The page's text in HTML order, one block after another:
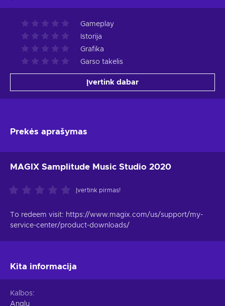
Gameplay
Istorija
Grafika
Garso takelis
Įvertink dabar
Prekės aprašymas
MAGIX Samplitude Music Studio 2020
Įvertink pirmas!
To redeem visit: https://www.magix.com/us/support/my-
service-center/product-downloads/
Kita informacija
Kalbos
Anglų